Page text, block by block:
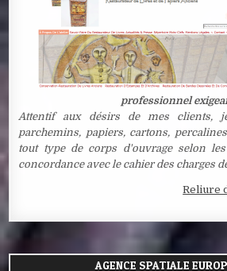
professionnel
Attentif aux désirs de mes clients,
parchemins, papiers, cartons,
tout type de corps d'ouvrage selon
concordance avec le cahier des charges
Reliure
AGENCE SPATIALE